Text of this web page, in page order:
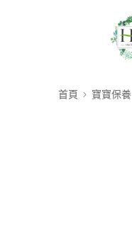
首頁 寶寶保養